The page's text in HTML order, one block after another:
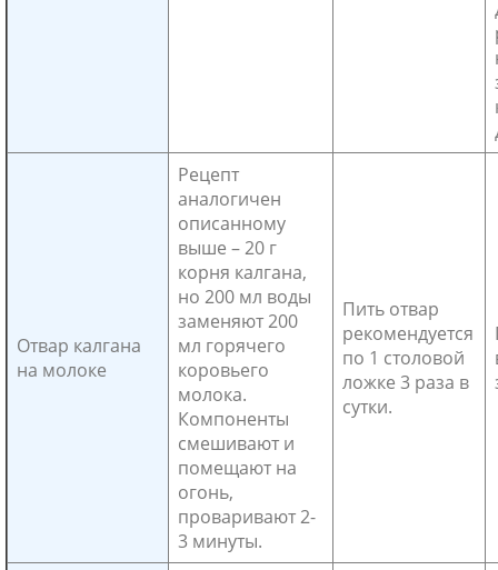
Отвар калгана
на молоке
Рецепт
аналогичен
описанному
выше – 20 г
корня калгана,
но 200 мл воды
заменяют 200
мл горячего
коровьего
молока.
Компоненты
смешивают и
помещают на
огонь,
проваривают 2-
3 минуты.
Пить отвар
рекомендуется
по 1 столовой
ложке 3 раза в
сутки.